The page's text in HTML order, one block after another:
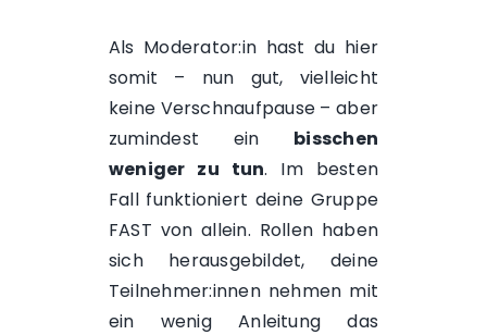
Als Moderator:in hast du hier
somit – nun gut, vielleicht
keine Verschnaufpause – aber
zumindest ein bisschen
weniger zu tun. Im besten
Fall funktioniert deine Gruppe
FAST von allein. Rollen haben
sich herausgebildet, deine
Teilnehmer:innen nehmen mit
ein wenig Anleitung das